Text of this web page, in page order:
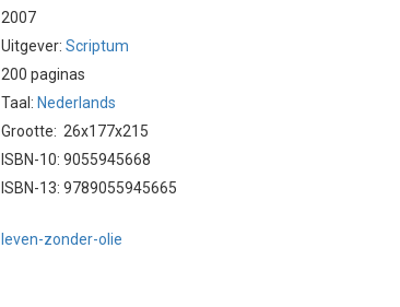
2007
Uitgever: Scriptum
200 paginas
Taal: Nederlands
Grootte: 26x177x215
ISBN-10: 9055945668
ISBN-13: 9789055945665
leven-zonder-olie